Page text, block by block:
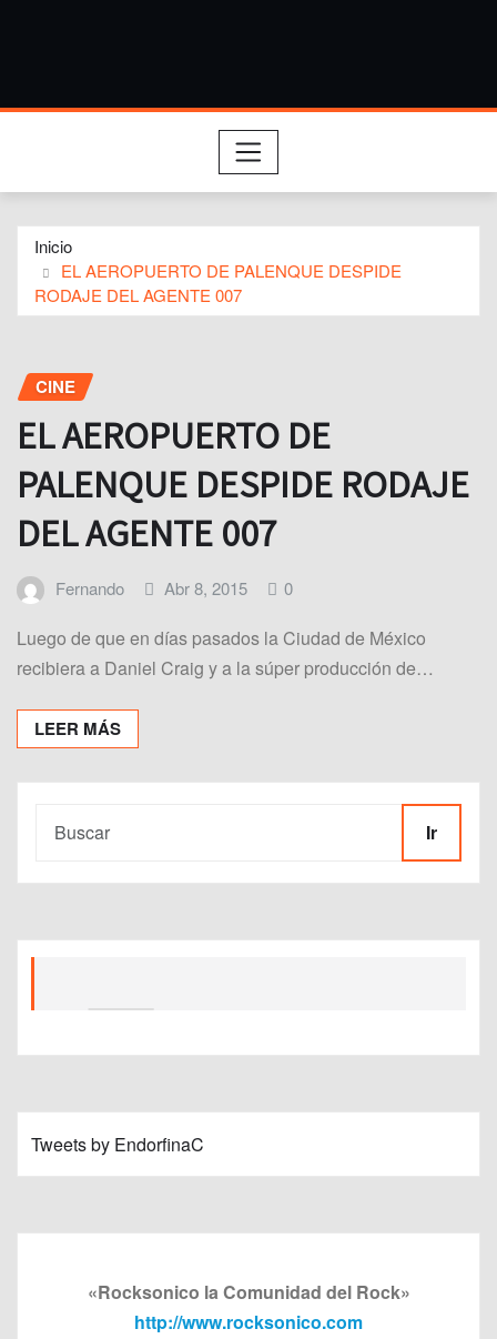
Inicio
EL AEROPUERTO DE PALENQUE DESPIDE
RODAJE DEL AGENTE 007
CINE
EL AEROPUERTO DE
PALENQUE DESPIDE RODAJE
DEL AGENTE 007
Fernando Abr 8, 2015 0
Luego de que en días pasados la Ciudad de México
recibiera a Daniel Craig y a la súper producción de…
LEER MÁS
Ir
Tweets by EndorfinaC
«Rocksonico la Comunidad del Rock»
http://www.rocksonico.com